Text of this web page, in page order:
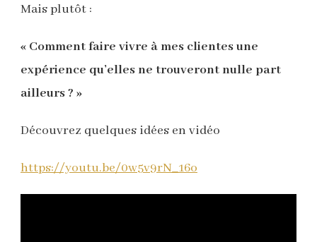
Mais plutôt :
« Comment faire vivre à mes clientes une
expérience qu’elles ne trouveront nulle part
ailleurs ? »
Découvrez quelques idées en vidéo
https://youtu.be/0w5v9rN_16o